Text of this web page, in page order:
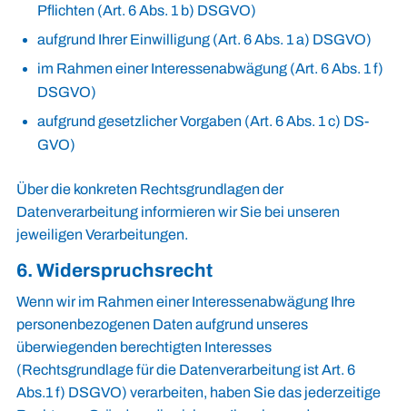
Pflichten (Art. 6 Abs. 1 b) DSGVO)
aufgrund Ihrer Einwilligung (Art. 6 Abs. 1 a) DSGVO)
im Rahmen einer Interessenabwägung (Art. 6 Abs. 1 f)
DSGVO)
aufgrund gesetzlicher Vorgaben (Art. 6 Abs. 1 c) DS-
GVO)
Über die konkreten Rechtsgrundlagen der
Datenverarbeitung informieren wir Sie bei unseren
jeweiligen Verarbeitungen.
6. Widerspruchsrecht
Wenn wir im Rahmen einer Interessenabwägung Ihre
personenbezogenen Daten aufgrund unseres
überwiegenden berechtigten Interesses
(Rechtsgrundlage für die Datenverarbeitung ist Art. 6
Abs.1 f) DSGVO) verarbeiten, haben Sie das jederzeitige